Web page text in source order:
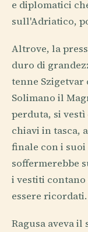
e diplomatici
sull'Adriatico,
Altrove, la
duro di
tenne
Solimano il
perduta, si
chiavi in tasca,
finale con i
soffermerebbe
i vestiti
essere ricordati.
Ragusa aveva